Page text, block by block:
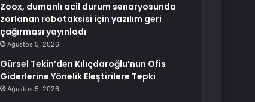
Zoox, dumanlı acil durum senaryosunda
zorlanan robotaksisi için yazılım geri
çağırması yayınladı
Ağustos 5, 2026
Gürsel Tekin’den Kılıçdaroğlu’nun Ofis
Giderlerine Yönelik Eleştirilere Tepki
Ağustos 5, 2026